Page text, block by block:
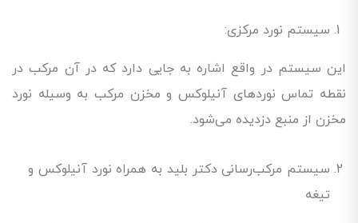
سیستم نورد مرکزی:
این سیستم در واقع اشاره به جایی دارد که در آن مرکب در
نقطه تماس نوردهای آنیلوکس و مخزن مرکب به وسیله نورد
مخزن از منبع دزدیده می‌شود.
سیستم مرکب‌رسانی دکتر بلید به همراه نورد آنیلوکس و
تیغه